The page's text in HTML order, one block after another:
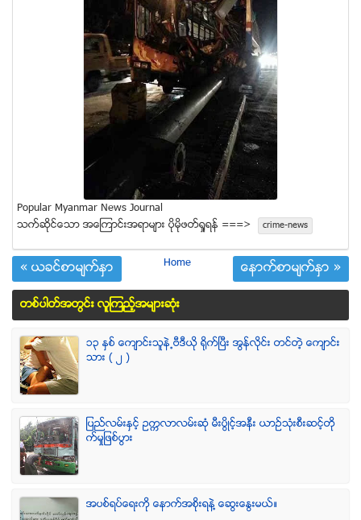
Popular Myanmar News Journal
သက္ဆုိင္ေသာ အေၾကာင္းအရာမ်ား ပုိမုိဖတ္ရႈရန္ ===>
crime-news
« ယခင္စာမ်က္ႏွာ Home ေနာက္စာမ်က္ႏွာ »
တစ္ပါတ္အတြင္း လူၾကည့္အမ်ားဆံုး
၁၃ ႏွစ္ ေက်ာင္းသူနဲ႕ဗီဒီယို ရိုက္ျပီး အြန္လိုင္း တင္တဲ့ ေက်ာင္း
သား ( ၂ )
ျပည္လမ္းႏွင့္ ဥကၠလာလမ္းဆုံ မီးပြိဳင့္အနီး ယာဥ္သုံးစီးဆင့္တို
က္မႈျဖစ္ပြား
အပစ္ရပ္ေရးကို ေနာက္အစိုးရနဲ႔ ေဆြးေႏြးမယ္။